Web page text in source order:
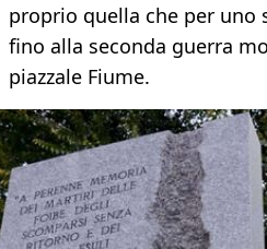
proprio quella che per uno
fino alla seconda guerra
piazzale Fiume.